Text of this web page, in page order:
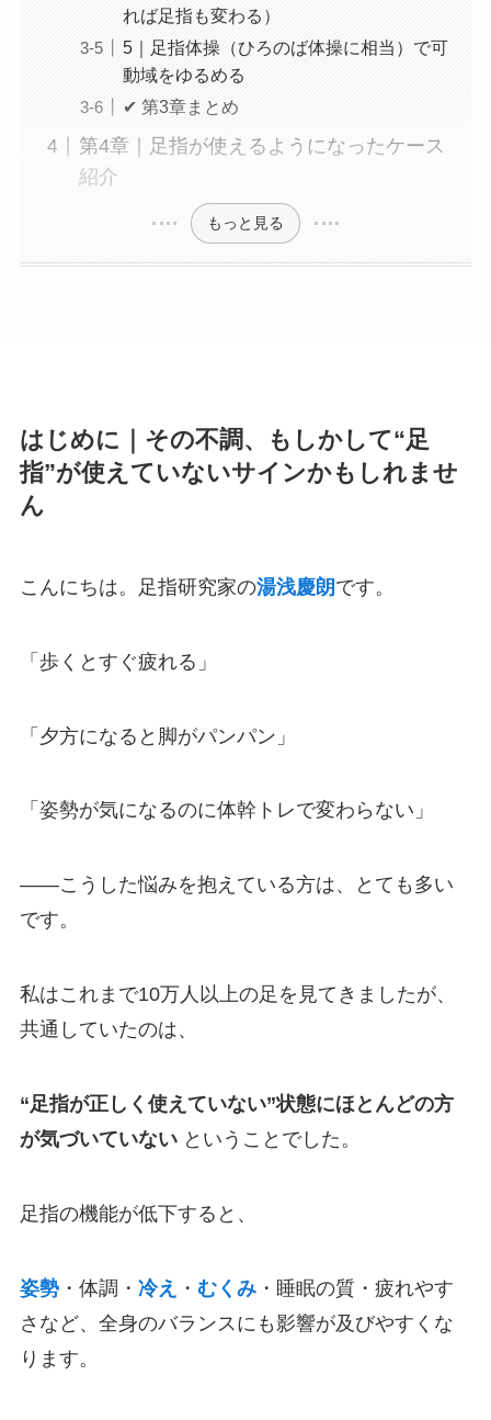
れば足指も変わる）
5｜足指体操（ひろのば体操に相当）で可
動域をゆるめる
✔ 第3章まとめ
第4章｜足指が使えるようになったケース
紹介
もっと見る
はじめに｜その不調、もしかして“足
指”が使えていないサインかもしれませ
ん
こんにちは。足指研究家の湯浅慶朗 です。
「歩くとすぐ疲れる」
「夕方になると脚がパンパン」
「姿勢が気になるのに体幹トレで変わらない」
——こうした悩みを抱えている方は、とても多い
です。
私はこれまで10万人以上の足を見てきましたが、
共通していたのは、
“足指が正しく使えていない”状態にほとんどの方
が気づいていないということでした。
足指の機能が低下すると、
姿勢・体調・ 冷え ・ むくみ・睡眠の質・疲れやす
さなど、全身のバランスにも影響が及びやすくな
ります。